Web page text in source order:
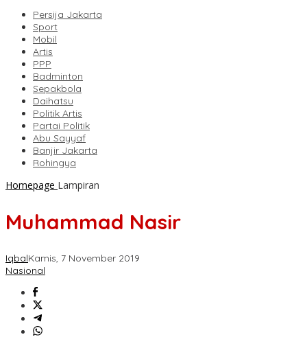
Persija Jakarta
Sport
Mobil
Artis
PPP
Badminton
Sepakbola
Daihatsu
Politik Artis
Partai Politik
Abu Sayyaf
Banjir Jakarta
Rohingya
Homepage Lampiran
Muhammad Nasir
IqbalKamis, 7 November 2019
Nasional